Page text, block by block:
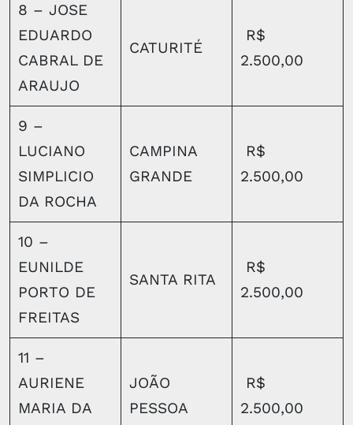
8 – JOSE
EDUARDO
CABRAL DE
ARAUJO
CATURITÉ
R$
2.500,00
9 –
LUCIANO
SIMPLICIO
DA ROCHA
CAMPINA
GRANDE
R$
2.500,00
10 –
EUNILDE
PORTO DE
FREITAS
SANTA RITA
R$
2.500,00
11 –
AURIENE
MARIA DA
JOÃO
PESSOA
R$
2.500,00